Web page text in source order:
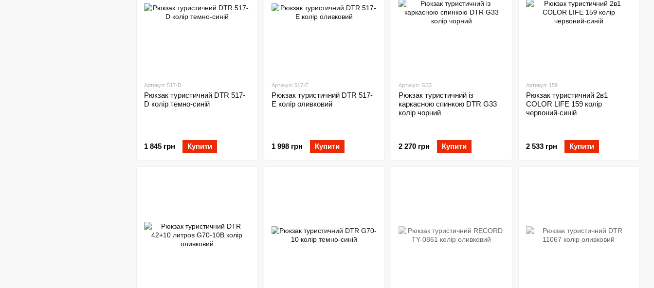
Артикул: 517-D
Рюкзак туристичний DTR 517-
D колір темно-синій
1 845 грн Купити
Артикул: 517-E
Рюкзак туристичний DTR 517-
E колір оливковий
1 998 грн Купити
Артикул: G33
Рюкзак туристичний із
каркасною спинкою DTR G33
колір чорний
2 270 грн Купити
Артикул: 159
Рюкзак туристичний 2в1
COLOR LIFE 159 колір
червоний-синій
2 533 грн Купити